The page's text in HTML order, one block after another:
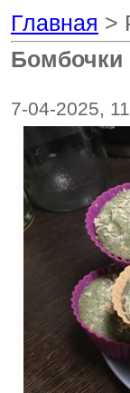
Главная >
Бомбочки
7-04-2025,